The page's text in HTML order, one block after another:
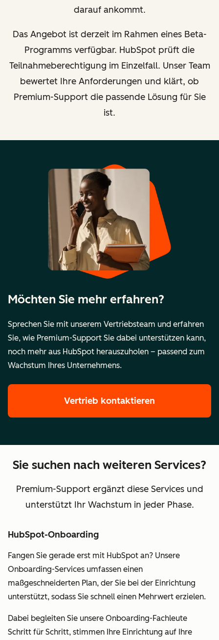
darauf ankommt.
Das Angebot ist derzeit im Rahmen eines Beta-
Programms verfügbar. HubSpot prüft die
Teilnahmeberechtigung im Einzelfall. Unser Team
bewertet Ihre Anforderungen und klärt, ob
Premium-Support die passende Lösung für Sie
ist.
Möchten Sie mehr erfahren?
Sprechen Sie mit unserem Vertriebsteam und erfahren
Sie, wie Premium-Support Sie dabei unterstützen kann,
noch mehr aus HubSpot herauszuholen – passend zum
Wachstum Ihres Unternehmens.
Vertrieb kontaktieren
Sie suchen nach weiteren Services?
Premium-Support ergänzt diese Services und
unterstützt Ihr Wachstum in jeder Phase.
HubSpot-Onboarding
Fangen Sie gerade erst mit HubSpot an? Unsere
Onboarding-Services umfassen einen
maßgeschneiderten Plan, der Sie bei der Einrichtung
unterstützt, sodass Sie schnell einen Mehrwert erzielen.
Dabei begleiten Sie unsere Onboarding-Fachleute
Schritt für Schritt, stimmen Ihre Einrichtung auf Ihre